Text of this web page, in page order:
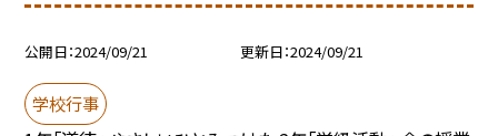
公開日 2024/09/21 更新日 2024/09/21
学校行事